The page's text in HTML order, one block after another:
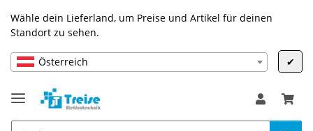
Wähle dein Lieferland, um Preise und Artikel für deinen
Standort zu sehen.
Österreich ✔